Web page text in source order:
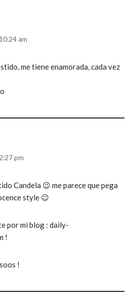
am
me tiene enamorada, cada vez
pm
Candela 😉 me parece que pega
style 😉
por mi blog : daily-
!
!